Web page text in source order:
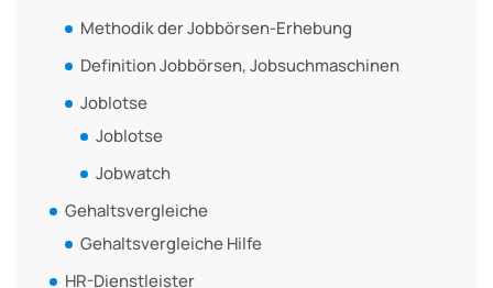
Methodik der Jobbörsen-Erhebung
Definition Jobbörsen, Jobsuchmaschinen
Joblotse
Joblotse
Jobwatch
Gehaltsvergleiche
Gehaltsvergleiche Hilfe
HR-Dienstleister